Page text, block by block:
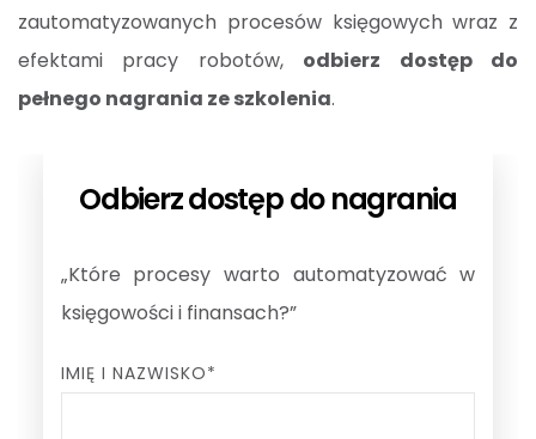
zautomatyzowanych procesów księgowych wraz z
efektami pracy robotów, odbierz dostęp do
pełnego nagrania ze szkolenia.
Odbierz dostęp do nagrania
„Które procesy warto automatyzować w
księgowości i finansach?”
IMIĘ I NAZWISKO*